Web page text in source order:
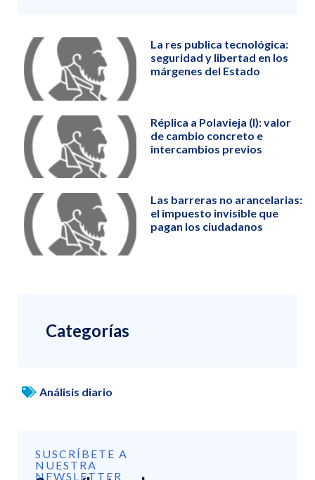
La res publica tecnológica:
seguridad y libertad en los
márgenes del Estado
Réplica a Polavieja (I): valor
de cambio concreto e
intercambios previos
Las barreras no arancelarias:
el impuesto invisible que
pagan los ciudadanos
Categorías
Análisis diario
SUSCRÍBETE A
NUESTRA
NEWSLETTER